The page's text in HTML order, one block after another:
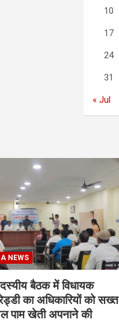
10
17
24
31
« Jul
NEWS
बैठक में विधायक
का अधिकारियों को सख्त
खेती अपनाने की